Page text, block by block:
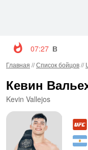
07:27
Главная //Список бойцов//
Кевин
Kevin Vallejos